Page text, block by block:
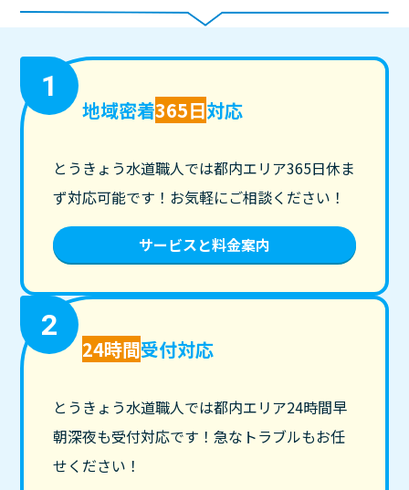
1
地域密着365日対応
とうきょう水道職人では都内エリア365日休ま
ず対応可能です！お気軽にご相談ください！
サービスと料金案内
2
24時間受付対応
とうきょう水道職人では都内エリア24時間早
朝深夜も受付対応です！急なトラブルもお任
せください！